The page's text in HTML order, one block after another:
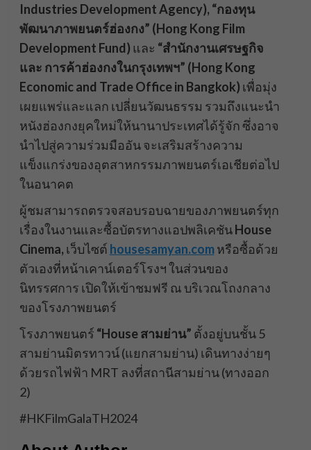
Industries Development Agency), “กองทุน
พัฒนาภาพยนตร์ฮ่องกง” (Hong Kong Film
Development Fund) และ “สำนักงานเศรษฐกิจ
และ การค้าฮ่องกงในกรุงเทพฯ” (Hong Kong
Economic and Trade Office in Bangkok) เพื่อมุ่ง
เผยแพร่และแลก เปลี่ยนวัฒนธรรม รวมถึงแนะนำ
หนังฮ่องกงยุคใหม่ให้นานาประเทศได้รู้จัก ซึ่งอาจ
นำไปสู่ความร่วมมืออัน จะเสริมสร้างความ
แข็งแกร่งของอุตสาหกรรมภาพยนตร์เอเชียต่อไป
ในอนาคต
​ผู้ชมสามารถตรวจสอบรอบฉายของภาพยนตร์ทุก
เรื่องในงานและซื้อบัตรทางแอปพลิเคชันHouse
Cinema, เว็บไซต์ housesamyan.com หรือซื้อด้วย
ตัวเองที่หน้าเคาน์เตอร์โรงฯ ในส่วนของ
นิทรรศการ เปิดให้เข้าชมฟรี ณ บริเวณโถงกลาง
ของโรงภาพยนตร์
​โรงภาพยนตร์ “Houseสามย่าน” ตั้งอยู่บนชั้น 5
สามย่านมิตรทาวน์ (แยกสามย่าน) เดินทางง่ายๆ
ด้วยรถไฟฟ้า MRT ลงที่สถานีสามย่าน (ทางออก
2)
#HKFilmGalaTH2024